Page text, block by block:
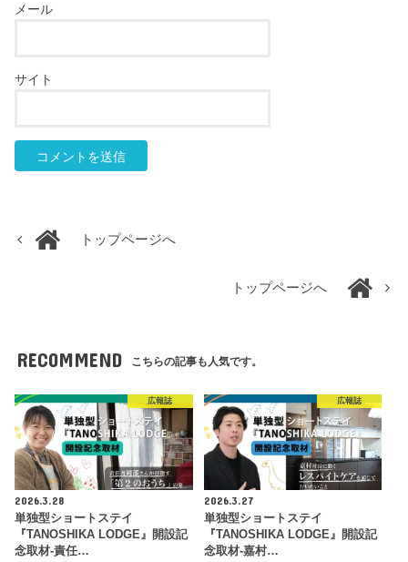
メール
サイト
トップページへ
トップページへ
RECOMMEND こちらの記事も人気です。
広報誌
2026.3.28
単独型ショートステイ
『TANOSHIKA LODGE』開設記
念取材-責任…
広報誌
2026.3.27
単独型ショートステイ
『TANOSHIKA LODGE』開設記
念取材-嘉村…